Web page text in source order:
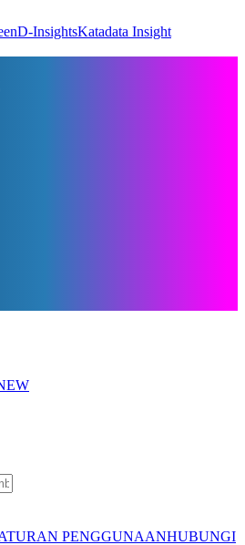
D-InsightsKatadata Insight
PENGGUNAANHUBUNGI